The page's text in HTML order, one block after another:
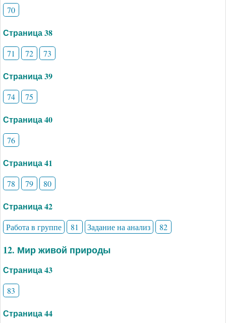
70
Страница 38
71 72 73
Страница 39
74 75
Страница 40
76
Страница 41
78 79 80
Страница 42
Работа в группе 81 Задание на анализ 82
12. Мир живой природы
Страница 43
83
Страница 44